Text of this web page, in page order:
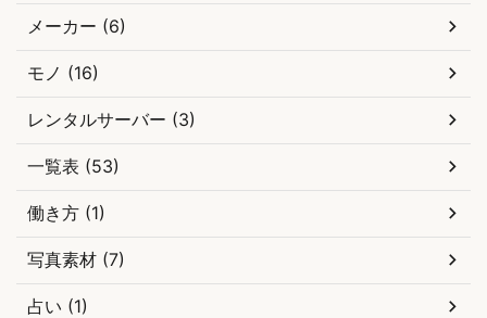
メーカー (6)
モノ (16)
レンタルサーバー (3)
一覧表 (53)
働き方 (1)
写真素材 (7)
占い (1)